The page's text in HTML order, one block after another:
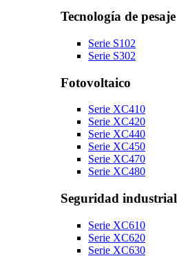
Tecnología de pesaje
Serie S102
Serie S302
Fotovoltaico
Serie XC410
Serie XC420
Serie XC440
Serie XC450
Serie XC470
Serie XC480
Seguridad industrial
Serie XC610
Serie XC620
Serie XC630